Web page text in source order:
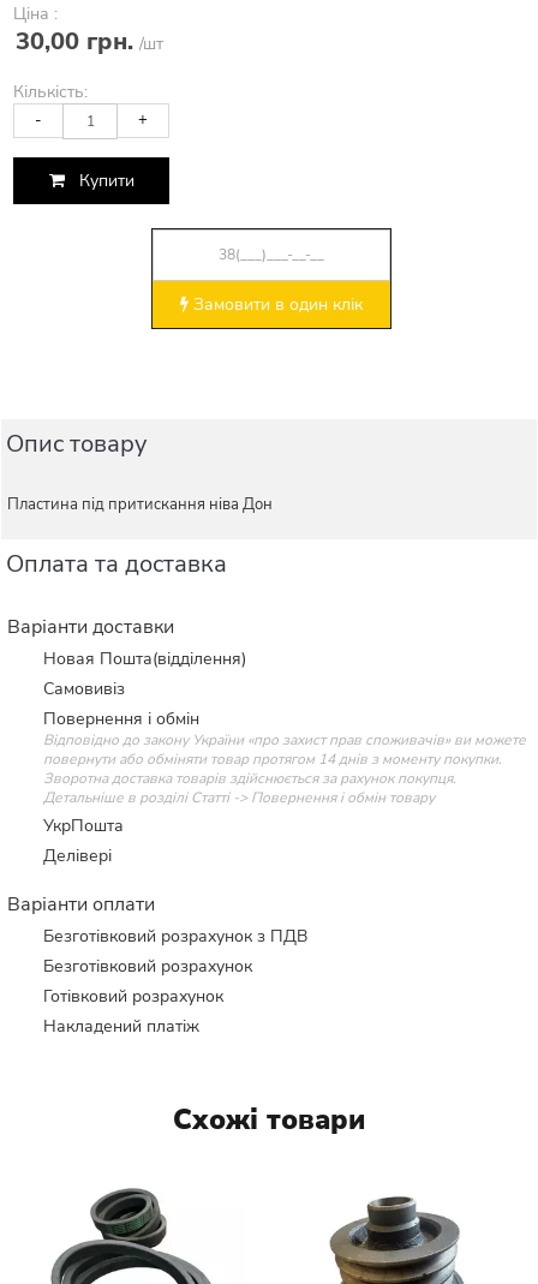
Ціна :
30,00 грн. /шт
Кількість:
- +
Купити
Замовити в один клік
Опис товару
Пластина під притискання ніва Дон
Оплата та доставка
Варіанти доставки
Новая Пошта(відділення)
Самовивіз
Повернення і обмін
Відповідно до закону України «про захист прав споживачів» ви можете
повернути або обміняти товар протягом 14 днів з моменту покупки.
Зворотна доставка товарів здійснюється за рахунок покупця.
Детальніше в розділі Статті -> Повернення і обмін товару
УкрПошта
Делівері
Варіанти оплати
Безготівковий розрахунок з ПДВ
Безготівковий розрахунок
Готівковий розрахунок
Накладений платіж
Схожі товари